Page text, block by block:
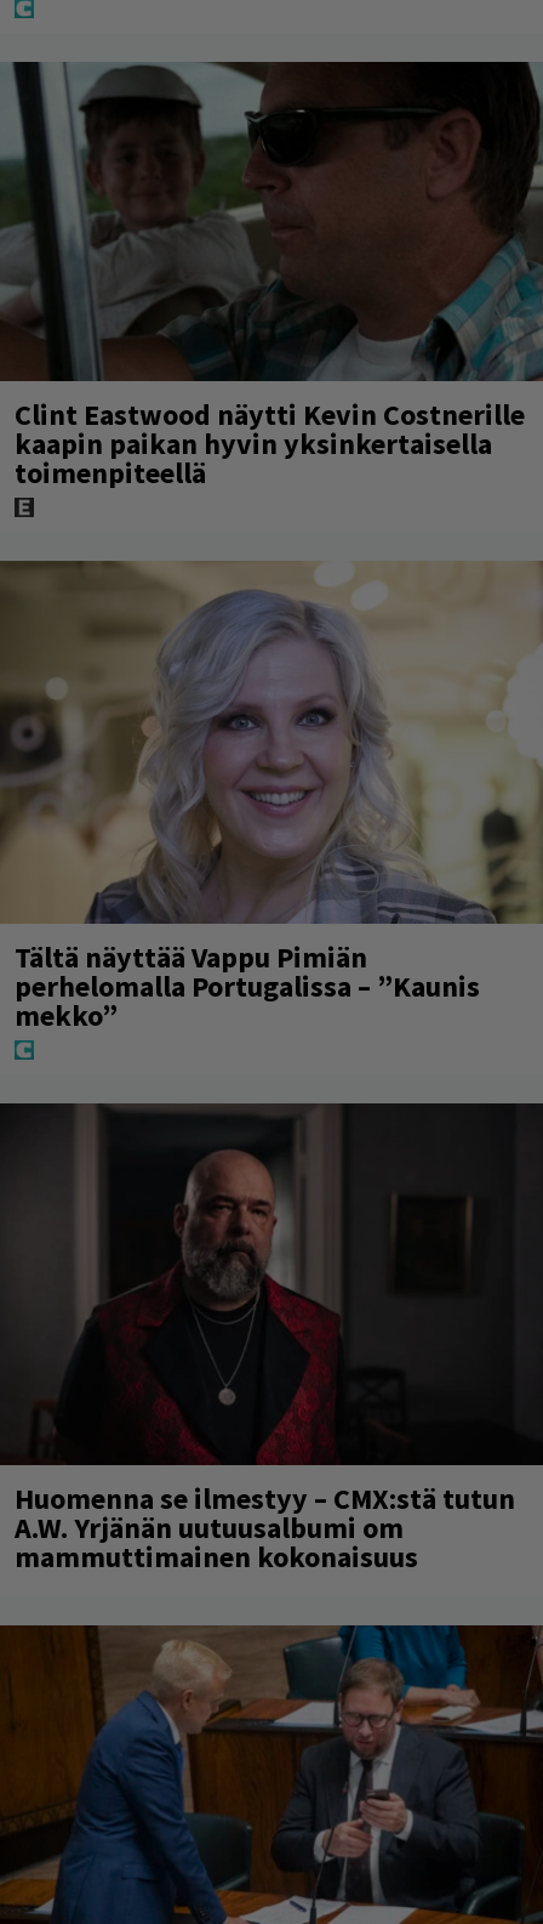
Clint Eastwood näytti Kevin Costnerille
kaapin paikan hyvin yksinkertaisella
toimenpiteellä
Tältä näyttää Vappu Pimiän
perhelomalla Portugalissa – ”Kaunis
mekko”
Huomenna se ilmestyy – CMX:stä tutun
A.W. Yrjänän uutuusalbumi om
mammuttimainen kokonaisuus